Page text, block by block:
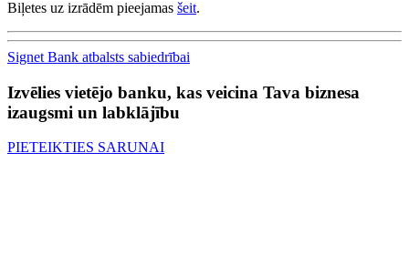
Biļetes uz izrādēm pieejamas šeit.
Signet Bank atbalsts sabiedrībai
Izvēlies vietējo banku, kas veicina Tava biznesa
izaugsmi un labklājību
PIETEIKTIES SARUNAI